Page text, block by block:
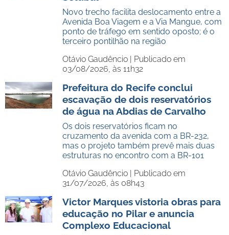
Novo trecho facilita deslocamento entre a
Avenida Boa Viagem e a Via Mangue, com
ponto de tráfego em sentido oposto; é o
terceiro pontilhão na região
Otávio Gaudêncio | Publicado em
03/08/2026, às 11h32
Prefeitura do Recife conclui
escavação de dois reservatórios
de água na Abdias de Carvalho
Os dois reservatórios ficam no
cruzamento da avenida com a BR-232,
mas o projeto também prevê mais duas
estruturas no encontro com a BR-101
Otávio Gaudêncio | Publicado em
31/07/2026, às 08h43
Victor Marques vistoria obras para
educação no Pilar e anuncia
Complexo Educacional